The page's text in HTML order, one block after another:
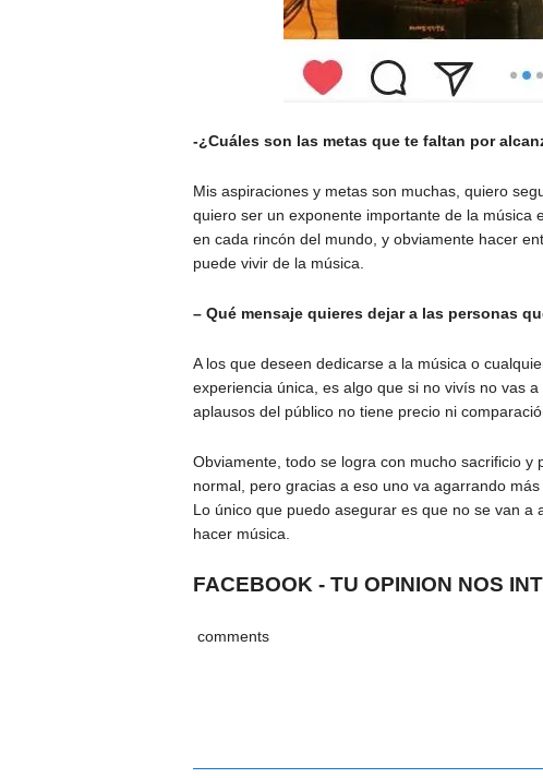
-¿Cuáles son las metas que te faltan por
Mis aspiraciones y metas son muchas, quiero
quiero ser un exponente importante de la música
en cada rincón del mundo, y obviamente hacer
puede vivir de la música.
– Qué mensaje quieres dejar a las personas
A los que deseen dedicarse a la música o
experiencia única, es algo que si no vivís no vas
aplausos del público no tiene precio ni
Obviamente, todo se logra con mucho sacrificio
normal, pero gracias a eso uno va agarrando
Lo único que puedo asegurar es que no se van
hacer música.
FACEBOOK - TU OPINION NOS
comments